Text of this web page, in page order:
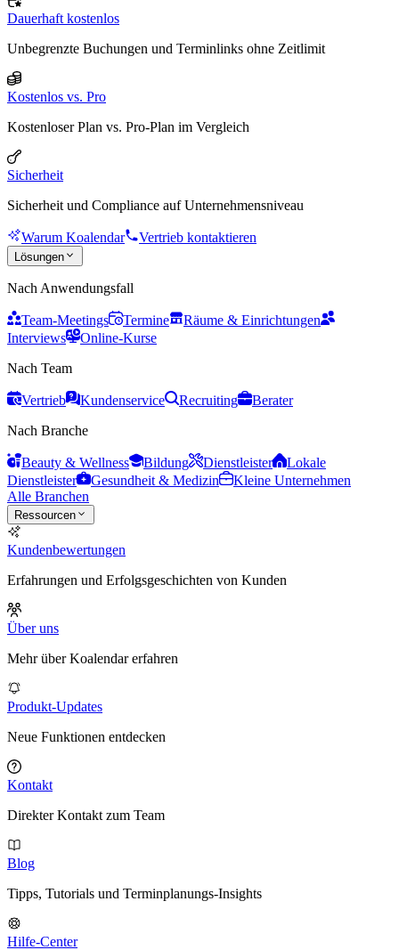
Dauerhaft kostenlos
Unbegrenzte Buchungen und Terminlinks ohne Zeitlimit
Kostenlos vs. Pro
Kostenloser Plan vs. Pro-Plan im Vergleich
Sicherheit
Sicherheit und Compliance auf Unternehmensniveau
Warum Koalendar Vertrieb kontaktieren
Lösungen
Nach Anwendungsfall
Team-Meetings Termine
Räume & Einrichtungen
Interviews
Online-Kurse
Nach Team
Vertrieb Kundenservice Recruiting
Berater
Nach Branche
Beauty & Wellness Bildung Dienstleister
Lokale
Dienstleister
Gesundheit & Medizin
Kleine Unternehmen
Alle Branchen
Ressourcen
Kundenbewertungen
Erfahrungen und Erfolgsgeschichten von Kunden
Über uns
Mehr über Koalendar erfahren
Produkt-Updates
Neue Funktionen entdecken
Kontakt
Direkter Kontakt zum Team
Blog
Tipps, Tutorials und Terminplanungs-Insights
Hilfe-Center